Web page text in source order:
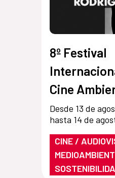
8º Festival
Cine
Desde 13 de
hasta 14 de
CINE /